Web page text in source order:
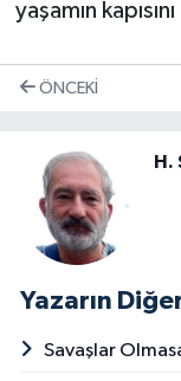
yaşamın
ÖNCEKI
H.
Yazarın
Savaşlar